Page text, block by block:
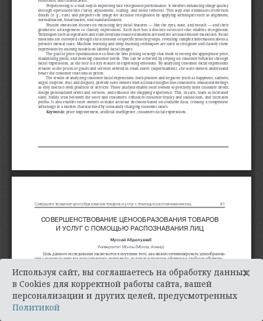
Используя сайт, вы соглашаетесь на обработку данных
в Cookies для корректной работы сайта, вашей
персонализации и других целей, предусмотренных
Политикой
×